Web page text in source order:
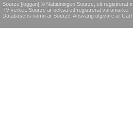
Sourze [loggan] © Nättidningen Sourze, ett registrerat
TV-verket. Sourze är också ett registrerat varumärke.
Databasens namn är Sourze. Ansvarig utgivare är Carl